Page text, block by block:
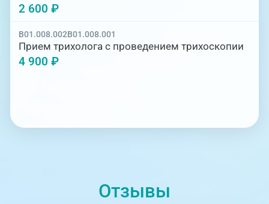
2 600 ₽
B01.008.002B01.008.001
Прием трихолога с проведением трихоскопии
4 900 ₽
Отзывы